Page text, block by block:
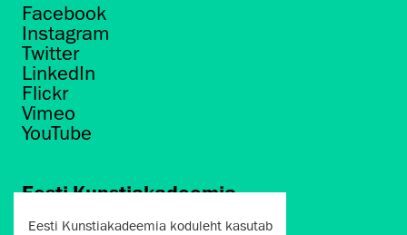
Facebook
Instagram
Twitter
LinkedIn
Flickr
Vimeo
YouTube
Eesti Kunstiakadeemia
Põhja puiestee 7
Eesti Kunstiakadeemia koduleht kasutab